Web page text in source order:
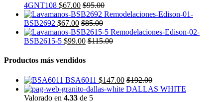
4GNT108 $67.00 $95.00
BSB2692 $67.00 $85.00
BSB2615-5 $99.00 $115.00
Productos más vendidos
BSA6011 $147.00 $192.00
DALLAS WHITE
Valorado en 4.33 de 5